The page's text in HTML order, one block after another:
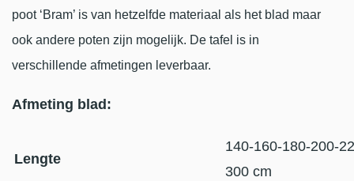
poot ‘Bram’ is van hetzelfde materiaal als het blad maar
ook andere poten zijn mogelijk. De tafel is in
verschillende afmetingen leverbaar.
Afmeting blad:
Lengte
140-160-180-200-
300 cm